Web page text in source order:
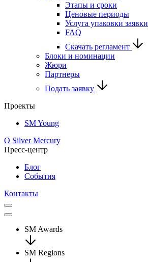
Этапы и сроки
Ценовые периоды
Услуга упаковки заявки
FAQ
Скачать регламент
Блоки и номинации
Жюри
Партнеры
Подать заявку
Проекты
SM Young
О Silver Mercury
Пресс-центр
Блог
События
Контакты
SM Awards
SM Regions